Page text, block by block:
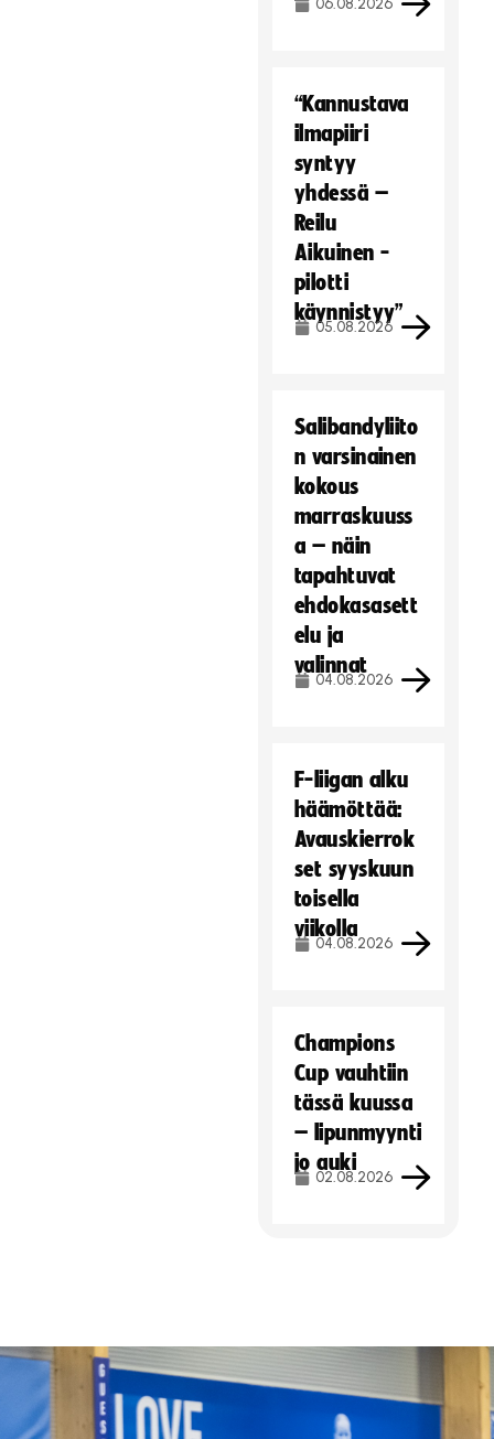
06.08.2026
“Kannustava
ilmapiiri
syntyy
yhdessä –
Reilu
Aikuinen -
pilotti
käynnistyy”
05.08.2026
Salibandyliito
n varsinainen
kokous
marraskuuss
a – näin
tapahtuvat
ehdokasasett
elu ja
valinnat
04.08.2026
F-liigan alku
häämöttää:
Avauskierrok
set syyskuun
toisella
viikolla
04.08.2026
Champions
Cup vauhtiin
tässä kuussa
– lipunmyynti
jo auki
02.08.2026